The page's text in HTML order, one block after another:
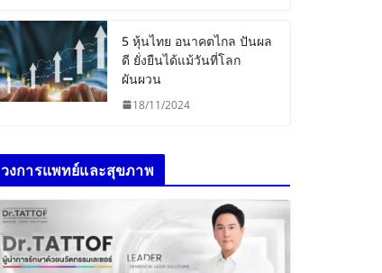
5 หุ้นไทย อนาคตไกล ปันผล
ดี ยั่งยืนได้แม้วันที่โลก
ผันผวน
18/11/2024
วงการแพทย์และสุขภาพ